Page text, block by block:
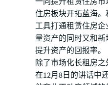
住房板块开拓蓝海。
工具打通租赁住房
量资产的同时又和新
提升资产的回报率。
除了市场化长租房
在12月8日的讲话中